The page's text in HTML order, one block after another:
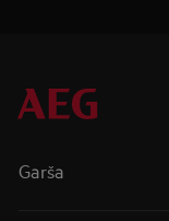
Garša